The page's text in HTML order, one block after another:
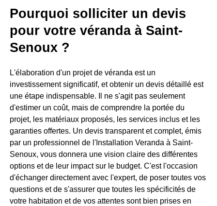
Pourquoi solliciter un devis
pour votre véranda à Saint-
Senoux ?
L'élaboration d'un projet de véranda est un
investissement significatif, et obtenir un devis détaillé est
une étape indispensable. Il ne s'agit pas seulement
d'estimer un coût, mais de comprendre la portée du
projet, les matériaux proposés, les services inclus et les
garanties offertes. Un devis transparent et complet, émis
par un professionnel de l'Installation Veranda à Saint-
Senoux, vous donnera une vision claire des différentes
options et de leur impact sur le budget. C'est l'occasion
d'échanger directement avec l'expert, de poser toutes vos
questions et de s'assurer que toutes les spécificités de
votre habitation et de vos attentes sont bien prises en